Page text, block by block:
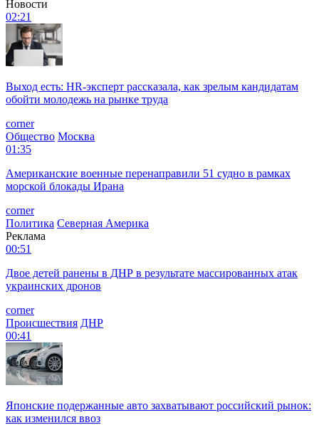
Новости
02:21
Выход есть: HR-эксперт рассказала, как зрелым кандидатам
обойти молодежь на рынке труда
corner
Общество Москва
01:35
Американские военные перенаправили 51 судно в рамках
морской блокады Ирана
corner
Политика Северная Америка
Реклама
00:51
Двое детей ранены в ДНР в результате массированных атак
украинских дронов
corner
Происшествия ДНР
00:41
Японские подержанные авто захватывают российский рынок:
как изменился ввоз